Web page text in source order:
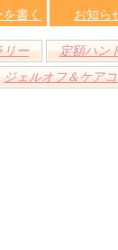
書く お知ら
リー
定額ハン
ジェルオフ＆ケア